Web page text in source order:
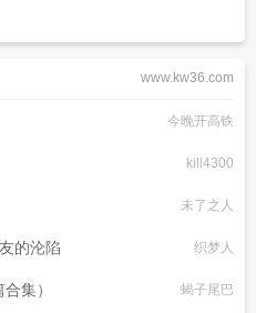
www.kw36.com
今晚开高铁
kill4300
未了之人
的沦陷 织梦人
集） 蝎子尾巴